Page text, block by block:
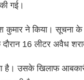
गई।
कुमार ने किया। सूचना
16 लीटर अवैध
है। उसके खिलाफ